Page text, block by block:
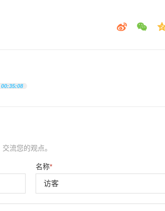
00:35:08
流您的观点。
名称*